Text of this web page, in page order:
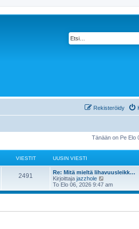
Rekisteröidy
Tänään on Pe Elo
VIESTIT UUSIN VIESTI
2491
Re: Mitä mieltä lihavuusleikk…
Kirjoittaja jazzhole
ä
y
To Elo 06, 2026 9:47 am